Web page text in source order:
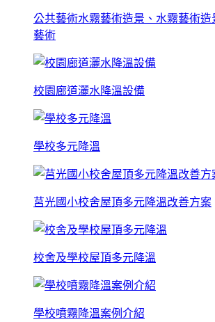
公共藝術水霧藝術造景、水霧藝術造
藝術
校園廊道灑水降溫設備
學校多元降溫
莒光國小校舍屋頂多元降溫改善方案
校舍及學校屋頂多元降溫
學校噴霧降溫案例介紹